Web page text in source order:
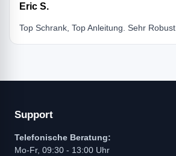
Eric S.
Top Schrank, Top Anleitung. Sehr Robust.
Support
Telefonische Beratung:
Mo-Fr, 09:30 - 13:00 Uhr